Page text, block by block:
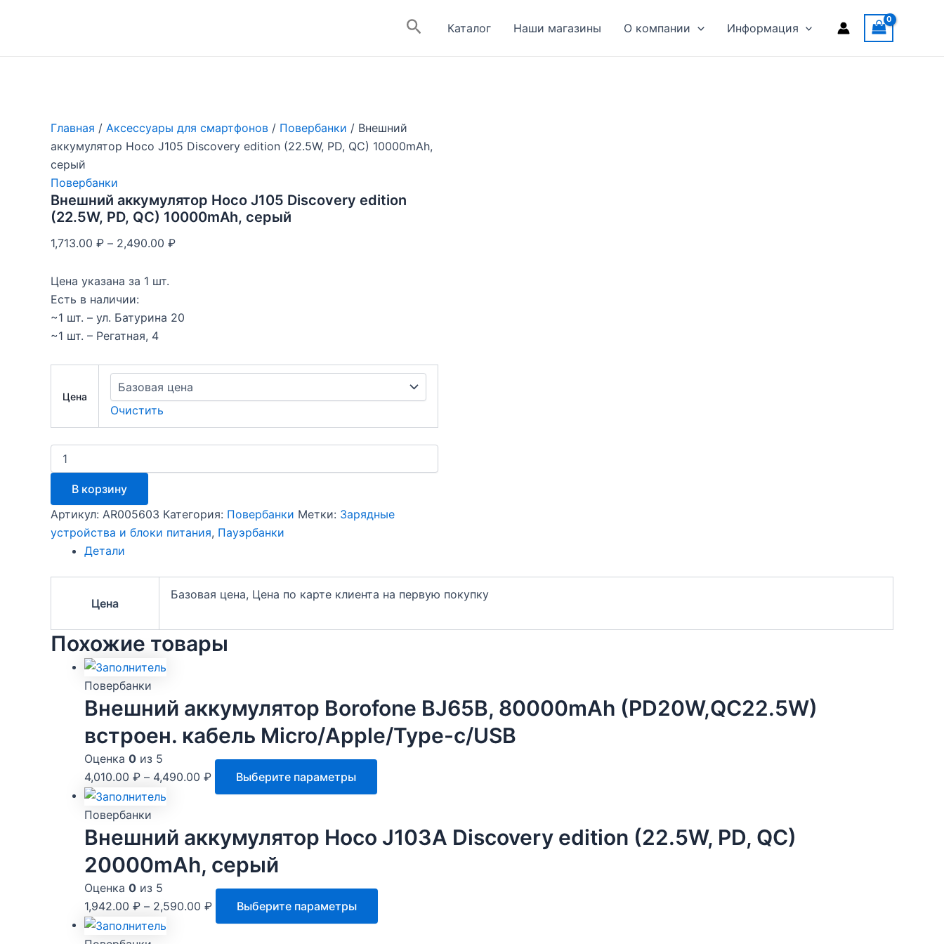
ПоискКаталог Наши магазины О компании Информация
Главная / Аксессуары для смартфонов / Повербанки / Внешний
аккумулятор Hoco J105 Discovery edition (22.5W, PD, QC) 10000mAh,
серый
Повербанки
Внешний аккумулятор Hoco J105 Discovery edition
(22.5W, PD, QC) 10000mAh, серый
1,713.00 ₽ – 2,490.00 ₽
Цена указана за 1 шт.
Есть в наличии:
~1 шт. – ул. Батурина 20
~1 шт. – Регатная, 4
Цена
Очистить
Количество
товара
Внешний
аккумулятор
Hoco
J105
Discovery
edition
PD,
10000mAh,
В корзину
Артикул: AR005603 Категория: Повербанки Метки: Зарядные
устройства и блоки питания, Пауэрбанки
Детали
Цена
Базовая цена, Цена по карте клиента на первую покупку
Похожие товары
Повербанки
Внешний аккумулятор Borofone BJ65B, 80000mAh (PD20W,QC22.5W)
встроен. кабель Micro/Apple/Type-c/USB
Оценка 0 из 5
4,010.00 ₽ – 4,490.00 ₽ Выберите параметры
товар
несколько
вариаций.
можно
на
Повербанки
Внешний аккумулятор Hoco J103A Discovery edition (22.5W, PD, QC)
20000mAh, серый
Оценка 0 из 5
1,942.00 ₽ – 2,590.00 ₽ Выберите параметры
товар